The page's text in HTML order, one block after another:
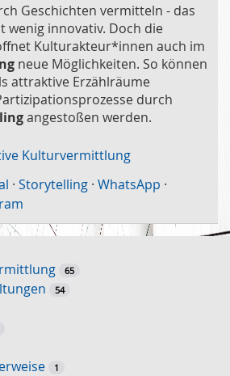
Geschichten vermitteln - das
wenig innovativ. Doch die
Kulturakteur*innen auch im
neue Möglichkeiten. So können
attraktive Erzählräume
durch
angestoßen werden.
Kulturvermittlung
· Storytelling · WhatsApp ·
65
54
1